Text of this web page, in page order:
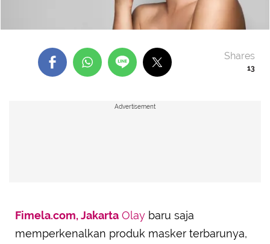
13
Shares
Advertisement
Fimela.com, Jakarta Olay baru saja
memperkenalkan produk masker terbarunya,